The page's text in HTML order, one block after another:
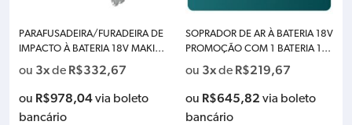
PARAFUSADEIRA/FURADEIRA DE
IMPACTO À BATERIA 18V MAKITA
DHP487Z BRUSHLESS 40NM – S
OMENTE A MÁQUINA
ou 3xde R$332,67
ou R$978,04via boleto
bancário
SOPRADOR DE AR À BATERIA 18V
PROMOÇÃO COM 1 BATERIA 18
V 5.0AH MAKITA
ou 3xde R$219,67
ou R$645,82 via boleto
bancário